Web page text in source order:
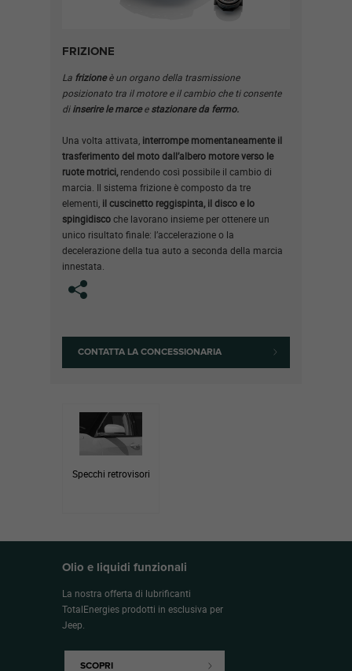
FRIZIONE
La frizioneè un organo della trasmissione
posizionato tra il motore e il cambio che ti consente
diinserire le marceestazionare da fermo.
Una volta attivata, interrompe momentaneamente il
trasferimento del moto dall’albero motore verso le
ruote motrici, rendendo così possibile il cambio di
marcia. Il sistema frizione è composto da tre
elementi, ilcuscinetto reggispinta, il disco e lo
spingidiscoche lavorano insieme per ottenere un
unico risultato finale: l’accelerazione o la
decelerazione della tua auto a seconda della marcia
innestata.
CONTATTA LA CONCESSIONARIA
Specchi retrovisori
Olio e liquidi funzionali
La nostra offerta di lubrificanti
TotalEnergies prodotti in esclusiva per
Jeep.
SCOPRI